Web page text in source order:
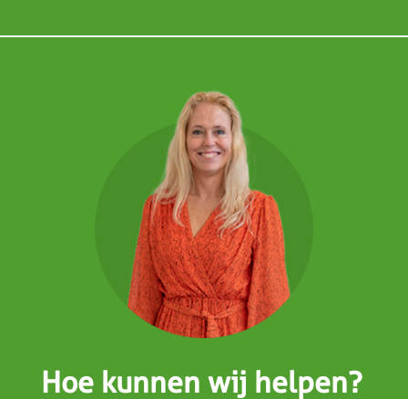
Hoe kunnen wij helpen?